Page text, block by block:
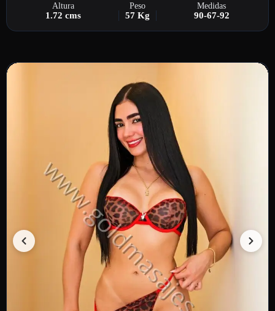
Altura Peso Medidas
1.72 cms 57 Kg 90-67-92